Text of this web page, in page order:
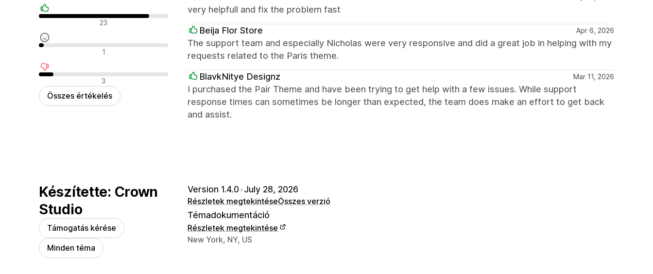
Pozitív értékelések
23
Semleges értékelések
1
Negatív értékelések
3
Összes értékelés
very helpfull and fix the problem fast
Beija Flor Store Apr 6, 2026
The support team and especially Nicholas were very responsive and did a great job in helping with my
requests related to the Paris theme.
BlavkNitye Designz Mar 11, 2026
I purchased the Pair Theme and have been trying to get help with a few issues. While support
response times can sometimes be longer than expected, the team does make an effort to get back
and assist.
Készítette: Crown
Studio
Támogatás kérése
Minden téma
Version 1.4.0•July 28, 2026
Részletek megtekintéseÖsszes verzió
Témadokumentáció
Részletek megtekintése
Dizájner kapcsolattartási adatai
New York, NY, US